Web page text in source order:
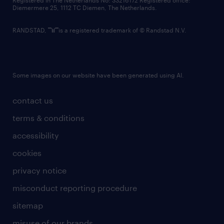
contact us
terms & conditions
accessibility
cookies
privacy notice
misconduct reporting procedure
sitemap
Diemermere 25, 1112 TC Diemen, The Netherlands.
RANDSTAD, is a registered trademark of © Randstad N.V.
Some images on our website have been generated using AI.